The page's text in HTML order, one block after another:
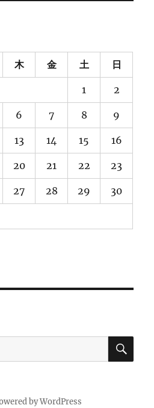
木 金 土 日
1 2
6 7 8 9
13 14 15 16
20 21 22 23
27 28 29 30
検
by WordPress